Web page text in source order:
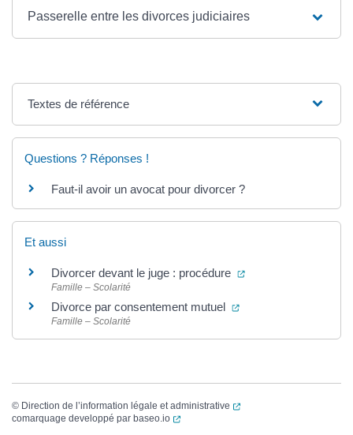
Passerelle entre les divorces judiciaires
Textes de référence
Questions ? Réponses !
Faut-il avoir un avocat pour divorcer ?
Et aussi
Divorcer devant le juge : procédure (ouverture dans un
Famille – Scolarité
Divorce par consentement mutuel (ouverture dans un
Famille – Scolarité
© Direction de l’information légale et administrative
(ouverture dans un
comarquage developpé par baseo.io (ouverture dans un nouvel onglet)